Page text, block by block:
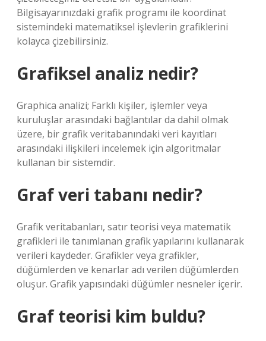
Bilgisayarınızdaki grafik programı ile koordinat
sistemindeki matematiksel işlevlerin grafiklerini
kolayca çizebilirsiniz.
Grafiksel analiz nedir?
Graphica analizi; Farklı kişiler, işlemler veya
kuruluşlar arasındaki bağlantılar da dahil olmak
üzere, bir grafik veritabanındaki veri kayıtları
arasındaki ilişkileri incelemek için algoritmalar
kullanan bir sistemdir.
Graf veri tabanı nedir?
Grafik veritabanları, satır teorisi veya matematik
grafikleri ile tanımlanan grafik yapılarını kullanarak
verileri kaydeder. Grafikler veya grafikler,
düğümlerden ve kenarlar adı verilen düğümlerden
oluşur. Grafik yapısındaki düğümler nesneler içerir.
Graf teorisi kim buldu?